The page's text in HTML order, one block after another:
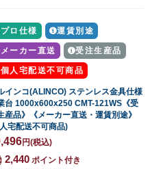
プロ仕様 運賃別途
メーカー直送 受注生産品
個人宅配送不可商品
インコ(ALINCO) ステンレス金具仕様
台 1000x600x250 CMT-121WS《受
産品》《メーカー直送・運賃別途》
宅配送不可商品)
円(税込)
2,440 ポイント付き